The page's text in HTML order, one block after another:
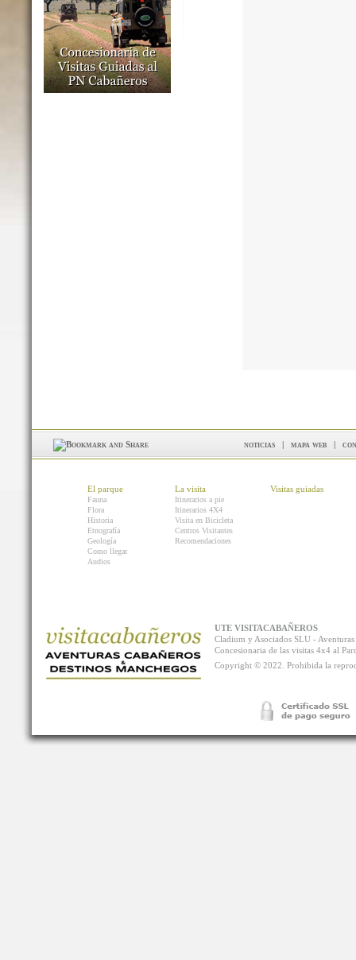
noticias | mapa web |
El parque
Fauna
Flora
Historia
Etnografía
Geología
Como llegar
Audios
La visita
Itinerarios a pie
Itinerarios 4X4
Visita en Bicicleta
Centros Visitantes
Recomendaciones
Visitas guiadas
UTE VISITACABAÑEROS
Cladium y Asociados SLU -
Concesionaria de las visitas 4x4 al
Copyright © 2022. Prohibida la